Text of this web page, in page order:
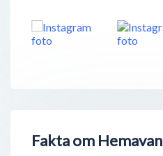
Fakta om Hemavan